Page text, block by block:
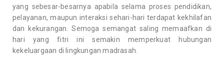
yang sebesar-besarnya apabila selama proses pendidikan,
pelayanan, maupun interaksi sehari-hari terdapat kekhilafan
dan kekurangan. Semoga semangat saling memaafkan di
hari yang fitri ini semakin memperkuat hubungan
kekeluargaan di lingkungan madrasah.